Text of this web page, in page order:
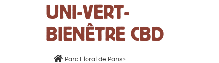
UNI-VERT-
BIENÊTRE CBD
Parc Floral de Paris>